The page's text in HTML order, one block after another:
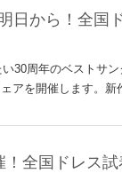
日から！全国
30周年のベストサ
アを開催します。
全国ドレス